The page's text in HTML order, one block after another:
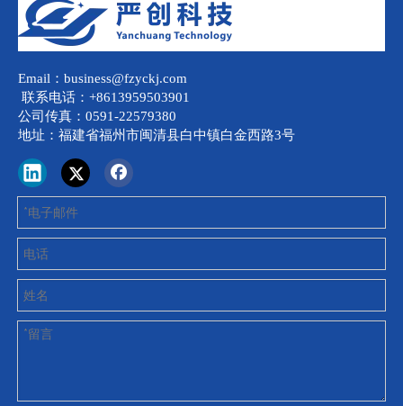
Email：business@fzyckj.com
联系电话：+8613959503901
公司传真：0591-22579380
地址：福建省福州市闽清县白中镇白金西路3号